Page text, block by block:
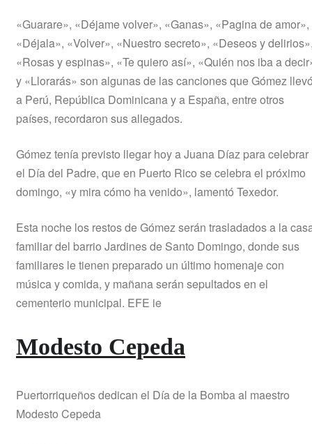
«Guarare», «Déjame volver», «Ganas», «Pagina de amor»,
«Déjala», «Volver», «Nuestro secreto», «Deseos y
«Rosas y espinas», «Te quiero así», «Quién nos iba a
y «Llorarás» son algunas de las canciones que Gómez
a Perú, República Dominicana y a España, entre otros
países, recordaron sus allegados.
Gómez tenía previsto llegar hoy a Juana Díaz para celebrar
el Día del Padre, que en Puerto Rico se celebra el próximo
domingo, «y mira cómo ha venido», lamentó Texedor.
Esta noche los restos de Gómez serán trasladados a la
familiar del barrio Jardines de Santo Domingo, donde sus
familiares le tienen preparado un último homenaje con
música y comida, y mañana serán sepultados en el
cementerio municipal. EFE ie
Modesto Cepeda
Puertorriqueños dedican el Día de la Bomba al maestro
Modesto Cepeda